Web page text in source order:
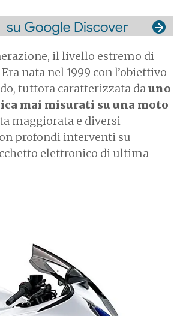
il livello estremo di
nata nel 1999 con l’obiettivo
tuttora caratterizzata dauno
mai misurati su una moto
maggiorata e diversi
profondi interventi su
elettronico di ultima